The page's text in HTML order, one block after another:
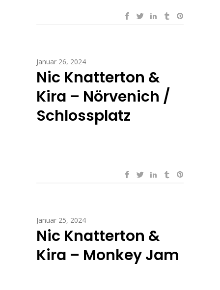
Januar 26, 2024
Nic Knatterton &
Kira – Nörvenich /
Schlossplatz
Januar 25, 2024
Nic Knatterton &
Kira – Monkey Jam